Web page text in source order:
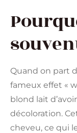
Quand on part
fameux effet «
blond lait
décoloration.
cheveu, ce qui